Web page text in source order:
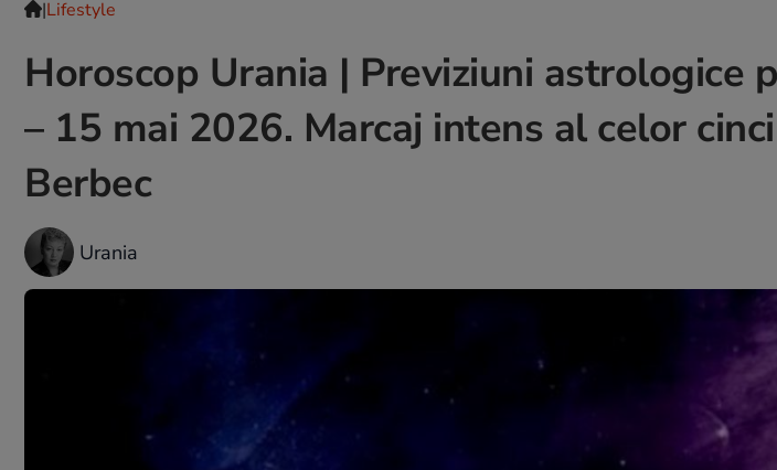
|Lifestyle
Horoscop Urania | Previziuni astrologice
– 15 mai 2026. Marcaj intens al celor
Berbec
Urania